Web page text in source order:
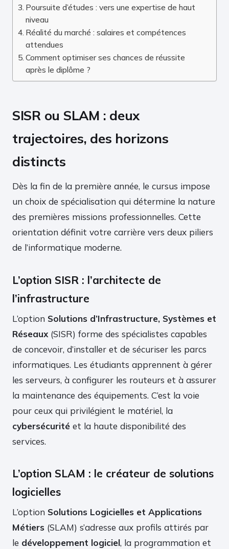
Poursuite d’études : vers une expertise de haut
niveau
Réalité du marché : salaires et compétences
attendues
Comment optimiser ses chances de réussite
après le diplôme ?
SISR ou SLAM : deux
trajectoires, des horizons
distincts
Dès la fin de la première année, le cursus impose
un choix de spécialisation qui détermine la nature
des premières missions professionnelles. Cette
orientation définit votre carrière vers deux piliers
de l’informatique moderne.
L’option SISR : l’architecte de
l’infrastructure
L’option Solutions d’Infrastructure, Systèmes et
Réseaux (SISR) forme des spécialistes capables
de concevoir, d’installer et de sécuriser les parcs
informatiques. Les étudiants apprennent à gérer
les serveurs, à configurer les routeurs et à assurer
la maintenance des équipements. C’est la voie
pour ceux qui privilégient le matériel, la
cybersécurité et la haute disponibilité des
services.
L’option SLAM : le créateur de solutions
logicielles
L’option Solutions Logicielles et Applications
Métiers (SLAM) s’adresse aux profils attirés par
le développement logiciel, la programmation et